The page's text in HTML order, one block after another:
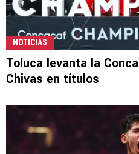
NOTICIAS
Toluca levanta la
Chivas en títulos